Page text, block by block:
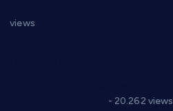
views
- 20.262 views